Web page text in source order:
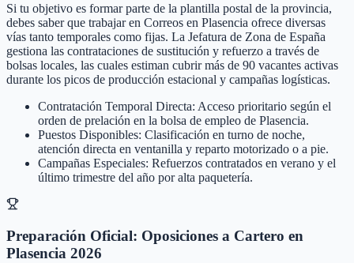
Si tu objetivo es formar parte de la plantilla postal de la provincia,
debes saber que trabajar en Correos en Plasencia ofrece diversas
vías tanto temporales como fijas. La Jefatura de Zona de España
gestiona las contrataciones de sustitución y refuerzo a través de
bolsas locales, las cuales estiman cubrir más de 90 vacantes activas
durante los picos de producción estacional y campañas logísticas.
Contratación Temporal Directa: Acceso prioritario según el
orden de prelación en la bolsa de empleo de Plasencia.
Puestos Disponibles: Clasificación en turno de noche,
atención directa en ventanilla y reparto motorizado o a pie.
Campañas Especiales: Refuerzos contratados en verano y el
último trimestre del año por alta paquetería.
Preparación Oficial: Oposiciones a Cartero en
Plasencia 2026